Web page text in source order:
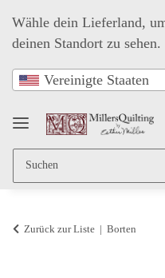
Wähle dein Lieferland,
deinen Standort zu sehen.
Vereinigte Staaten
Zurück zur Liste Borten